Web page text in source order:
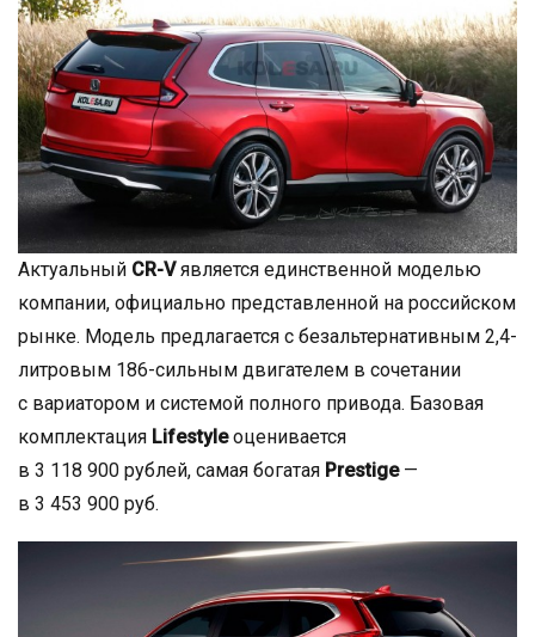
Актуальный СR-Vявляется единственной моделью
компании, официально представленной на российском
рынке. Модель предлагается с безальтернативным 2,4-
литровым 186-сильным двигателем в сочетании
с вариатором и системой полного привода. Базовая
комплектация Lifestyleоценивается
в 3 118 900 рублей, самая богатая Prestige—
в 3 453 900 руб.